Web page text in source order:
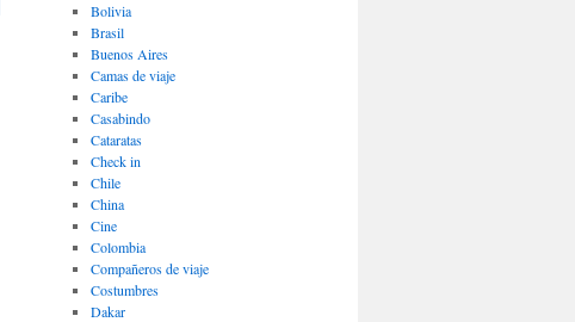
Bolivia
Brasil
Buenos Aires
Camas de viaje
Caribe
Casabindo
Cataratas
Check in
Chile
China
Cine
Colombia
Compañeros de viaje
Costumbres
Dakar